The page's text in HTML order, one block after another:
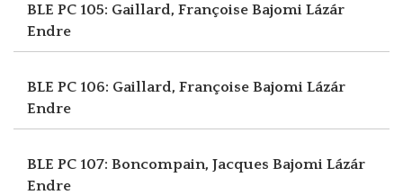
BLE PC 105: Gaillard, Françoise Bajomi Lázár
Endre
BLE PC 106: Gaillard, Françoise Bajomi Lázár
Endre
BLE PC 107: Boncompain, Jacques Bajomi Lázár
Endre